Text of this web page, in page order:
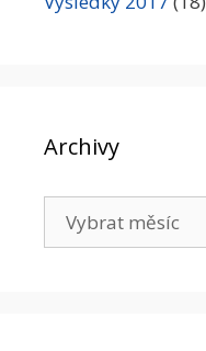
Archivy